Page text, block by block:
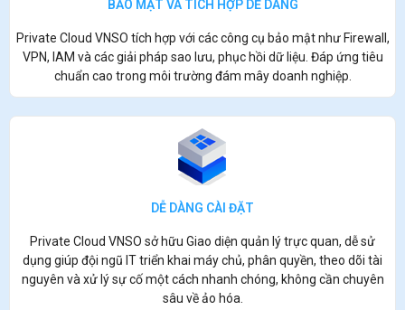
BẢO MẬT VÀ TÍCH HỢP DỄ DÀNG
Private Cloud VNSO tích hợp với các công cụ bảo mật như Firewall,
VPN, IAM và các giải pháp sao lưu, phục hồi dữ liệu. Đáp ứng tiêu
chuẩn cao trong môi trường đám mây doanh nghiệp.
DỄ DÀNG CÀI ĐẶT
Private Cloud VNSO sở hữu Giao diện quản lý trực quan, dễ sử
dụng giúp đội ngũ IT triển khai máy chủ, phân quyền, theo dõi tài
nguyên và xử lý sự cố một cách nhanh chóng, không cần chuyên
sâu về ảo hóa.